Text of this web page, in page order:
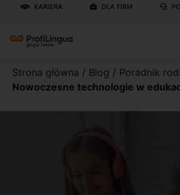
KARIERA DLA FIRM
Strona główna / Blog / Poradnik
Nowoczesne technologie w